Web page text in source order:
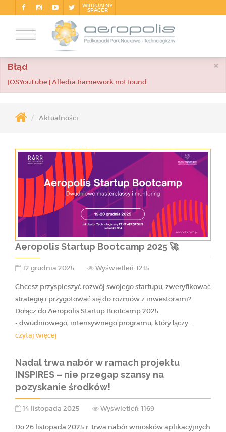
WIRTUALNY
SPACER
×
Błąd
[OSYouTube] Alledia framework not found
Aktualności
Aeropolis Startup Bootcamp 2025 🚀
12 grudnia 2025 Wyświetleń: 1215
Chcesz przyspieszyć rozwój swojego startupu, zweryfikować
strategię i przygotować się do rozmów z inwestorami?
Dołącz do Aeropolis Startup Bootcamp 2025
- dwudniowego, intensywnego programu, który łączy...
czytaj więcej
Nadal trwa nabór w ramach projektu
INSPIRES – nie przegap szansy na
pozyskanie środków!
14 listopada 2025 Wyświetleń: 1169
Do 26 listopada 2025 r. trwa nabór wniosków aplikacyjnych